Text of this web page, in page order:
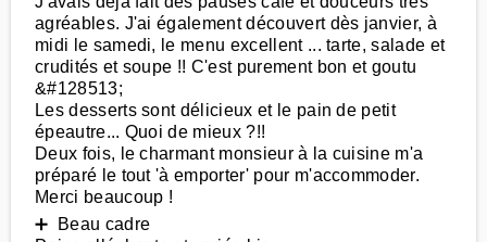
agréables. J'ai également découvert dès janvier, à
midi le samedi, le menu excellent ... tarte, salade et
crudités et soupe !! C'est purement bon et goutu
&#128513;
Les desserts sont délicieux et le pain de petit
épeautre... Quoi de mieux ?!!
Deux fois, le charmant monsieur à la cuisine m'a
préparé le tout 'à emporter' pour m'accommoder.
Merci beaucoup !
➕ Beau cadre